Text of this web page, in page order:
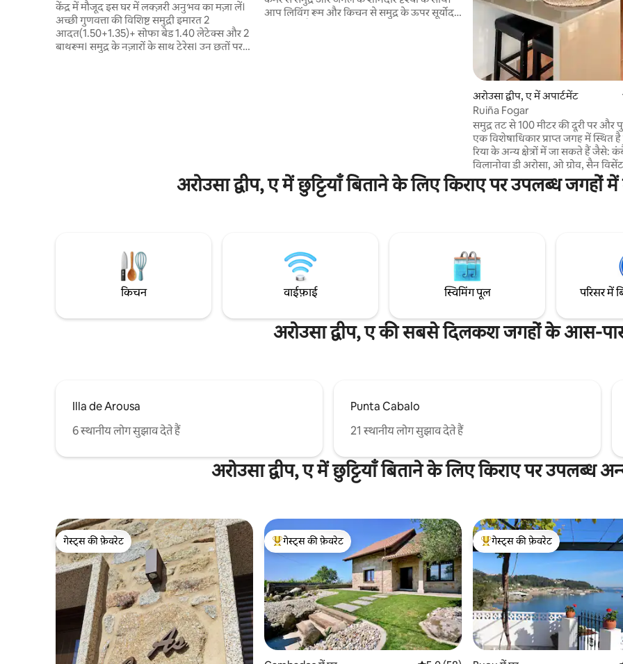
केंद्र में मौजूद इस घर में लक्ज़री अनुभव का मज़ा लें।
अच्छी गुणवत्ता की विशिष्ट समुद्री इमारत 2
आदत(1.50+1.35)+ सोफा बेड 1.40 लेटेक्स और 2
बाथरूम। समुद्र के नज़ारों के साथ टेरेस। उन छतों पर
आप लिविंग रूम और किचन से समुद्र के ऊपर सूर्योदय
अरोउसा द्वीप, ए में अपार्टमेंट
Ruiña Fogar
समुद्र तट से 100 मीटर की दूरी पर और
एक विशेषाधिकार प्राप्त जगह में स्थित
रिया के अन्य क्षेत्रों में जा सकते हैं जैसे:
विलानोवा डी अरोसा, ओ ग्रोव, सैन विसेंट
विलागार्सिया। लिविंग रूम का स्वागत करने वाली बड़ी
खिड़की से, साथ ही बेडरूम से आप हर
अरोउसा द्वीप, ए में छुट्टियाँ बिताने के लिए किराए पर उपलब्ध जगहों
किचन वाईफ़ाई स्विमिंग पूल परिसर में
अरोउसा द्वीप, ए की सबसे दिलकश जगहों के आस-
Illa de Arousa
6 स्थानीय लोग सुझाव देते हैं
Punta Cabalo
21 स्थानीय लोग सुझाव देते हैं
अरोउसा द्वीप, ए में छुट्टियाँ बिताने के लिए किराए पर उपलब्ध
गेस्ट्स की फ़ेवरेट
गेस्ट्स की फ़ेवरेट
गेस्ट्स का टॉप फ़ेवरेट
गेस्ट्स की फ़ेवरेट
गेस्ट्स का टॉप फ़ेवरेट
गेस्ट्स की फ़ेवरेट